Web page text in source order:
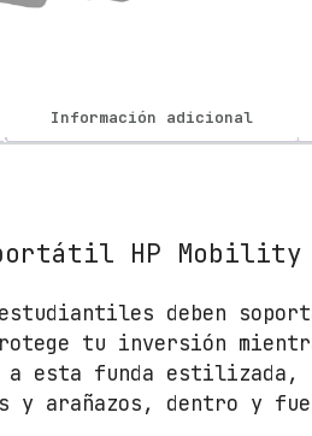
Información adicional
HP Mobility
deben
tu inversión
a esta funda
y arañazos, dentro y